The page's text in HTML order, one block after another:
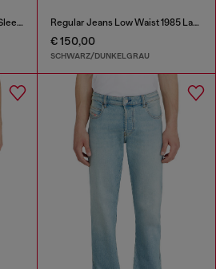
Skinny Jeans Low Waist 1979 Sleenker Regular Jeans Low Waist 1985 Larkee
€ 150,00
SCHWARZ/DUNKELGRAU